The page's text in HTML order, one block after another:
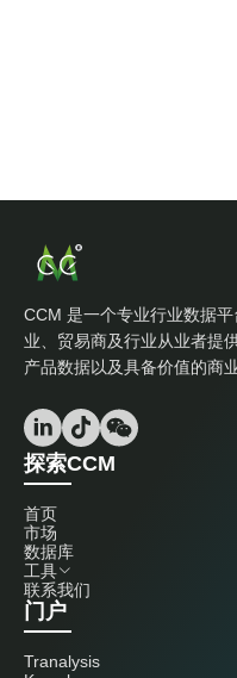
CCM 是一个专业行业数据
业、贸易商及行业从业者提
产品数据以及具备价值的商业
探索CCM
首页
市场
数据库
工具
联系我们
门户
Tranalysis